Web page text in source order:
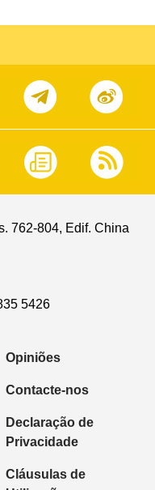
762-804, Edif. China
5426
Opiniões
Contacte-nos
Declaração de
Privacidade
Cláusulas de